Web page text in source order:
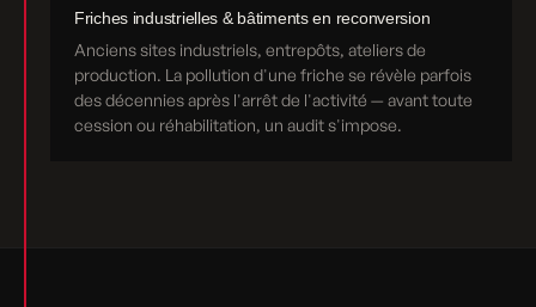
Friches industrielles & bâtiments en reconversion
Anciens sites industriels, entrepôts, ateliers de
production. La pollution d'une friche se révèle parfois
des décennies après l'arrêt de l'activité — avant toute
cession ou réhabilitation, un audit s'impose.